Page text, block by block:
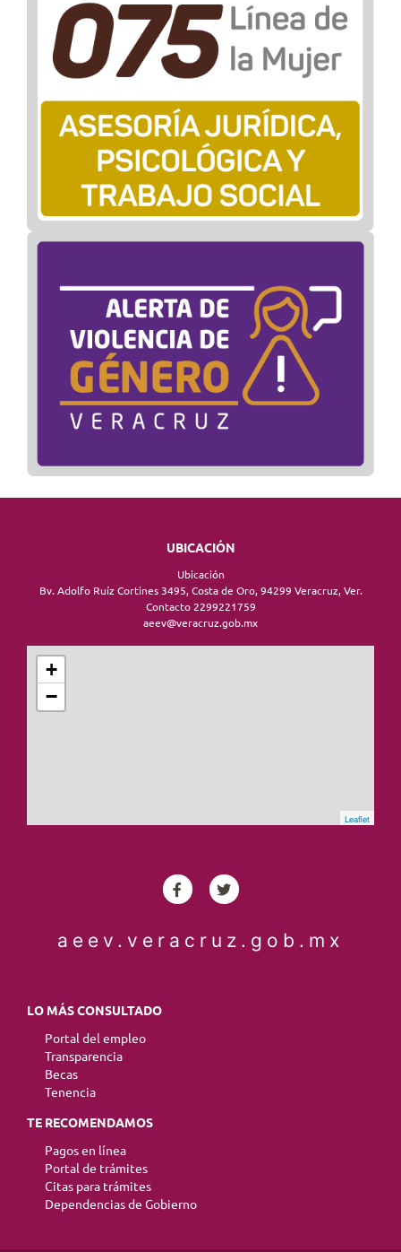
UBICACIÓN
Ubicación
Bv. Adolfo Ruíz Cortines 3495, Costa de Oro, 94299 Veracruz, Ver.
Contacto 2299221759
aeev@veracruz.gob.mx
+
−
Leaflet
aeev.veracruz.gob.mx
LO MÁS CONSULTADO
Portal del empleo
Transparencia
Becas
Tenencia
TE RECOMENDAMOS
Pagos en línea
Portal de trámites
Citas para trámites
Dependencias de Gobierno